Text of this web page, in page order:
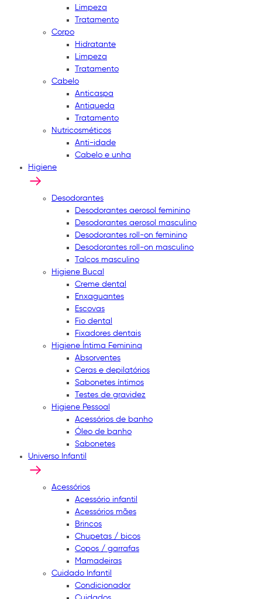
Limpeza
Tratamento
Corpo
Hidratante
Limpeza
Tratamento
Cabelo
Anticaspa
Antiqueda
Tratamento
Nutricosméticos
Anti-idade
Cabelo e unha
Higiene
Desodorantes
Desodorantes aerosol feminino
Desodorantes aerosol masculino
Desodorantes roll-on feminino
Desodorantes roll-on masculino
Talcos masculino
Higiene Bucal
Creme dental
Enxaguantes
Escovas
Fio dental
Fixadores dentais
Higiene Íntima Feminina
Absorventes
Ceras e depilatórios
Sabonetes íntimos
Testes de gravidez
Higiene Pessoal
Acessórios de banho
Óleo de banho
Sabonetes
Universo Infantil
Acessórios
Acessório infantil
Acessórios mães
Brincos
Chupetas / bicos
Copos / garrafas
Mamadeiras
Cuidado Infantil
Condicionador